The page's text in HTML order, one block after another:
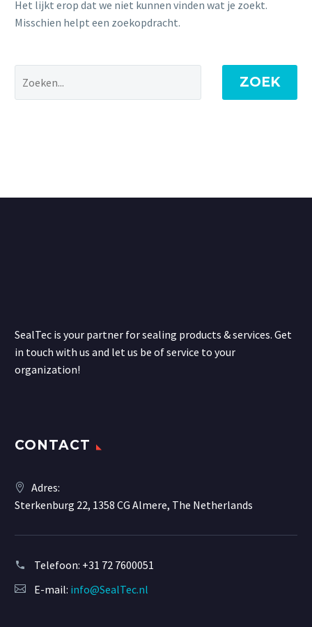
Het lijkt erop dat we niet kunnen vinden wat je zoekt.
Misschien helpt een zoekopdracht.
ZOEK
SealTec is your partner for sealing products & services. Get
in touch with us and let us be of service to your
organization!
CONTACT
Adres:
Sterkenburg 22, 1358 CG Almere, The Netherlands
Telefoon: +31 72 7600051
E-mail: info@SealTec.nl